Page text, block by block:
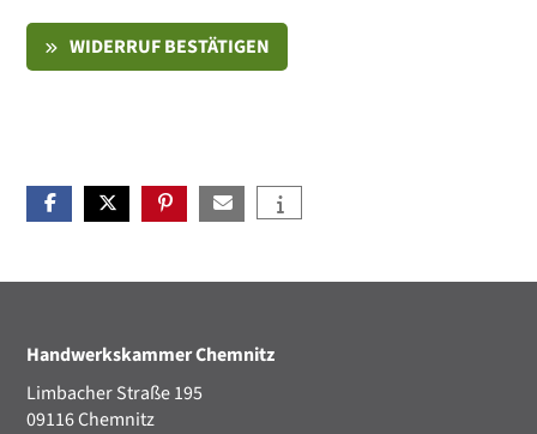
WIDERRUF BESTÄTIGEN
Handwerkskammer Chemnitz
Limbacher Straße 195
09116 Chemnitz